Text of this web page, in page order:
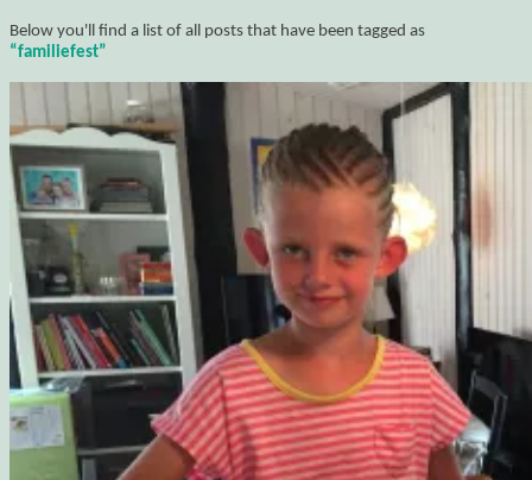
Below you'll find a list of all posts that have been tagged as
“familiefest”